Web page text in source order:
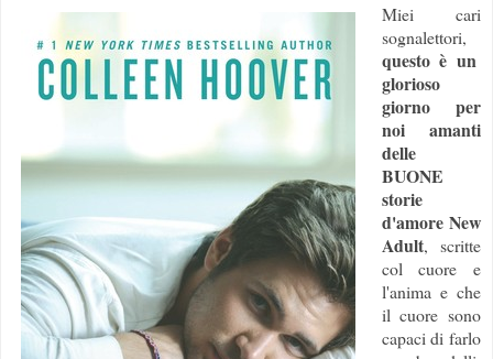
Miei cari
sognalettori,
questo è un
glorioso
giorno per
noi amanti
delle
BUONE
storie
d'amore New
Adult, scritte
col cuore e
l'anima e che
il cuore sono
capaci di farlo